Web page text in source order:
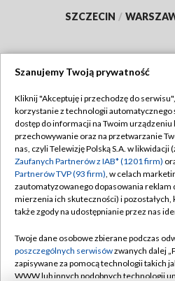
SZCZECIN /
TVP
Abonament TVP
Emisja w TVP
Centrum informacji TVP
Naziemna Telewizja Cyfrowa
Rada Programowa
System NOS
Polityka
Moje
Pomoc
Szanujemy Twoją prywatność
Kliknij "Akceptuję i przechodzę do
korzystanie z technologii automatycznego
dostęp do informacji na Twoim urządzeniu
przechowywanie oraz na przetwarzanie
nas, czyli Telewizję Polską S.A. w likwidacji
Zaufanych Partnerów z IAB* (1201 firm)
Partnerów TVP (93 firm), w celach
zautomatyzowanego dopasowania reklam
mierzenia ich skuteczności) i
także zgody na udostępnianie przez nas
Twoje dane osobowe zbierane podczas
poszczególnych serwisówzwanych dalej
zapisywane za pomocą technologii takich
WWW lub innych podobnych technologii